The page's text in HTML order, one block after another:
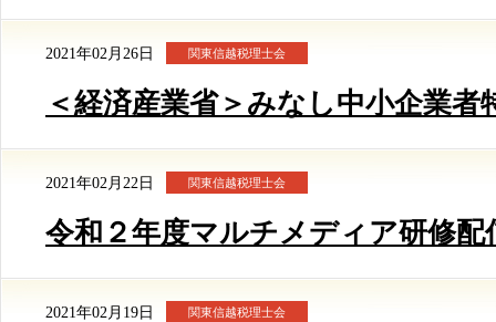
2021年02月26日 関東信越税理士会
＜経済産業省＞みなし中小企業者
2021年02月22日 関東信越税理士会
令和２年度マルチメディア研修配
2021年02月19日 関東信越税理士会